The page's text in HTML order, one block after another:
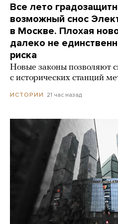
Все лето
возможный снос
в Москве. Плохая
далеко не
риска
Новые законы позволяют
с исторических станций
ИСТОРИИ 21 час назад